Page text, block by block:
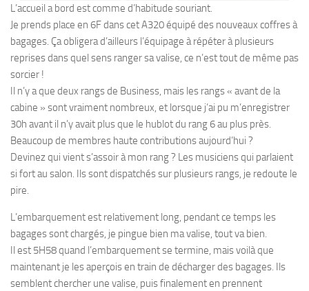
L’accueil a bord est comme d’habitude souriant.
Je prends place en 6F dans cet A320 équipé des nouveaux coffres à
bagages. Ça obligera d’ailleurs l’équipage à répéter à plusieurs
reprises dans quel sens ranger sa valise, ce n’est tout de même pas
sorcier !
Il n’y a que deux rangs de Business, mais les rangs « avant de la
cabine » sont vraiment nombreux, et lorsque j’ai pu m’enregistrer
30h avant il n’y avait plus que le hublot du rang 6 au plus près.
Beaucoup de membres haute contributions aujourd’hui ?
Devinez qui vient s’assoir à mon rang ? Les musiciens qui parlaient
si fort au salon. Ils sont dispatchés sur plusieurs rangs, je redoute le
pire.
L’embarquement est relativement long, pendant ce temps les
bagages sont chargés, je pingue bien ma valise, tout va bien.
Il est 5H58 quand l’embarquement se termine, mais voilà que
maintenant je les aperçois en train de décharger des bagages. Ils
semblent chercher une valise, puis finalement en prennent